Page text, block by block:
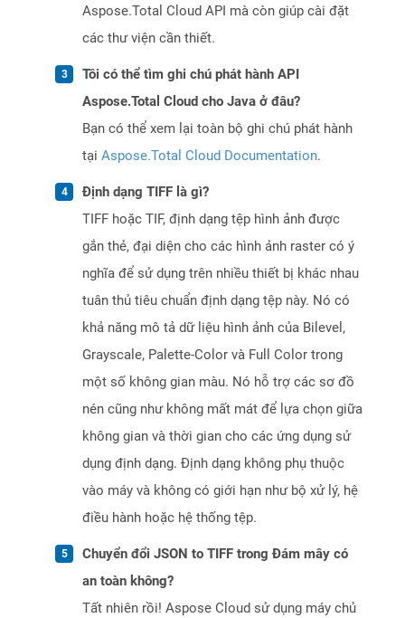
Aspose.Total Cloud API mà còn giúp cài đặt
các thư viện cần thiết.
Tôi có thể tìm ghi chú phát hành API
Aspose.Total Cloud cho Java ở đâu?
Bạn có thể xem lại toàn bộ ghi chú phát hành
tại Aspose.Total Cloud Documentation.
Định dạng TIFF là gì?
TIFF hoặc TIF, định dạng tệp hình ảnh được
gắn thẻ, đại diện cho các hình ảnh raster có ý
nghĩa để sử dụng trên nhiều thiết bị khác nhau
tuân thủ tiêu chuẩn định dạng tệp này. Nó có
khả năng mô tả dữ liệu hình ảnh của Bilevel,
Grayscale, Palette-Color và Full Color trong
một số không gian màu. Nó hỗ trợ các sơ đồ
nén cũng như không mất mát để lựa chọn giữa
không gian và thời gian cho các ứng dụng sử
dụng định dạng. Định dạng không phụ thuộc
vào máy và không có giới hạn như bộ xử lý, hệ
điều hành hoặc hệ thống tệp.
Chuyển đổi JSON to TIFF trong Đám mây có
an toàn không?
Tất nhiên rồi! Aspose Cloud sử dụng máy chủ